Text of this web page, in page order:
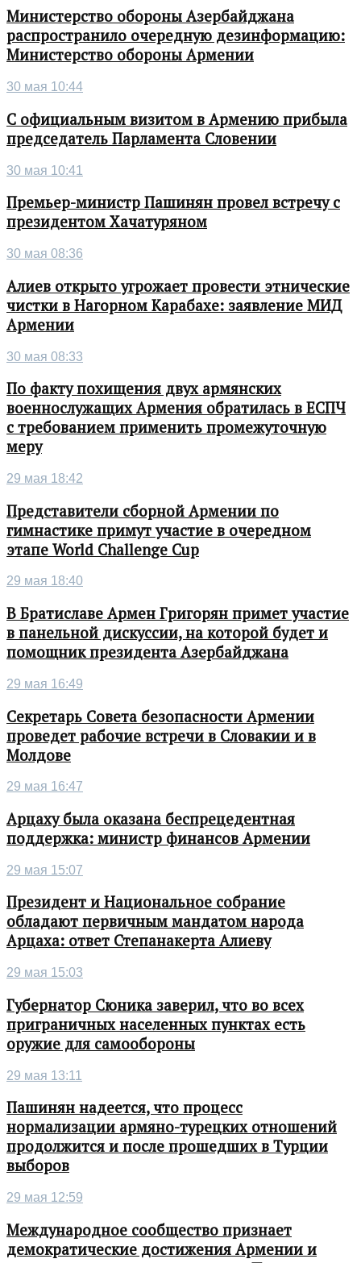
Министерство обороны Азербайджана
распространило очередную дезинформацию:
Министерство обороны Армении
30 мая 10:44
С официальным визитом в Армению прибыла
председатель Парламента Словении
30 мая 10:41
Премьер-министр Пашинян провел встречу с
президентом Хачатуряном
30 мая 08:36
Алиев открыто угрожает провести этнические
чистки в Нагорном Карабахе: заявление МИД
Армении
30 мая 08:33
По факту похищения двух армянских
военнослужащих Армения обратилась в ЕСПЧ
с требованием применить промежуточную
меру
29 мая 18:42
Представители сборной Армении по
гимнастике примут участие в очередном
этапе World Challenge Cup
29 мая 18:40
В Братиславе Армен Григорян примет участие
в панельной дискуссии, на которой будет и
помощник президента Азербайджана
29 мая 16:49
Секретарь Совета безопасности Армении
проведет рабочие встречи в Словакии и в
Молдове
29 мая 16:47
Арцаху была оказана беспрецедентная
поддержка: министр финансов Армении
29 мая 15:07
Президент и Национальное собрание
обладают первичным мандатом народа
Арцаха: ответ Степанакерта Алиеву
29 мая 15:03
Губернатор Сюника заверил, что во всех
приграничных населенных пунктах есть
оружие для самообороны
29 мая 13:11
Пашинян надеется, что процесс
нормализации армяно-турецких отношений
продолжится и после прошедших в Турции
выборов
29 мая 12:59
Международное сообщество признает
демократические достижения Армении и